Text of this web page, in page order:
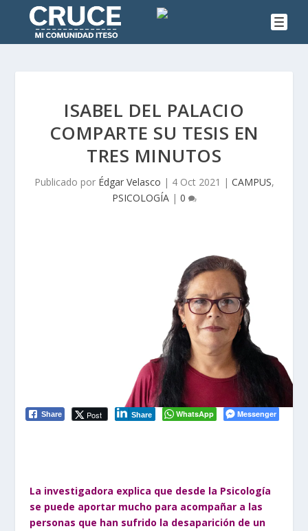
ISABEL DEL PALACIO
COMPARTE SU TESIS EN
TRES MINUTOS
Publicado por Édgar Velasco | 4 Oct 2021 | CAMPUS,
PSICOLOGÍA| 0
Share Post Share WhatsApp Messenger
La investigadora explica que desde la Psicología
se puede aportar mucho para acompañar a las
personas que han sufrido la desaparición de un